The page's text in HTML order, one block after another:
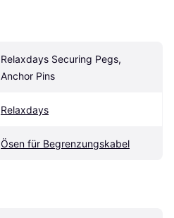
Relaxdays Securing Pegs,
Anchor Pins
Relaxdays
Ösen für Begrenzungskabel